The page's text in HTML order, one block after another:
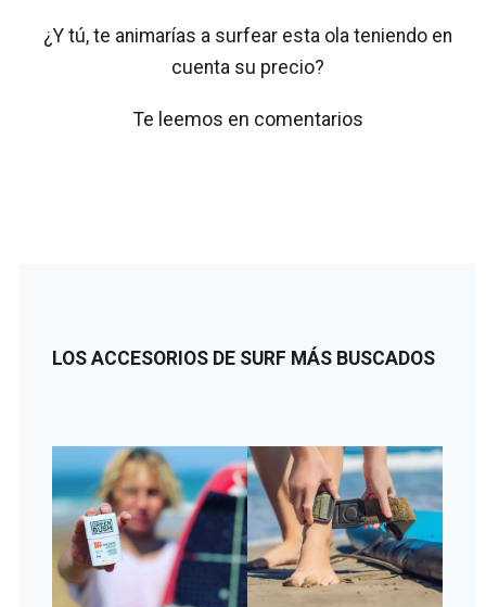
¿Y tú, te animarías a surfear esta ola teniendo en
cuenta su precio?
Te leemos en comentarios
LOS ACCESORIOS DE SURF MÁS BUSCADOS